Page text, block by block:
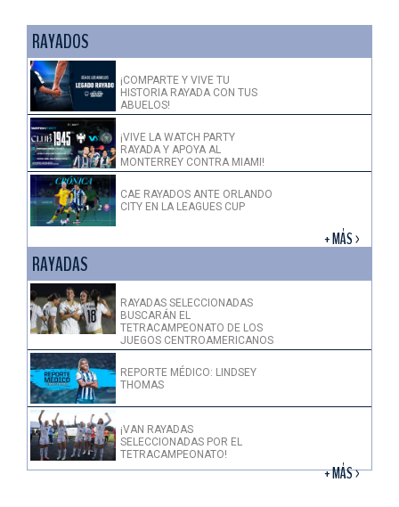
RAYADOS
¡COMPARTE Y VIVE TU
HISTORIA RAYADA CON TUS
ABUELOS!
¡VIVE LA WATCH PARTY
RAYADA Y APOYA AL
MONTERREY CONTRA MIAMI!
CAE RAYADOS ANTE ORLANDO
CITY EN LA LEAGUES CUP
+ MÁS >
RAYADAS
RAYADAS SELECCIONADAS
BUSCARÁN EL
TETRACAMPEONATO DE LOS
JUEGOS CENTROAMERICANOS
REPORTE MÉDICO: LINDSEY
THOMAS
¡VAN RAYADAS
SELECCIONADAS POR EL
TETRACAMPEONATO!
+ MÁS >